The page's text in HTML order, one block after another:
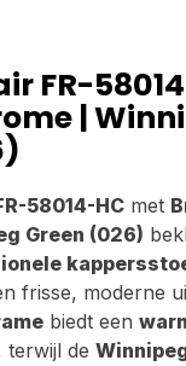
FR-
|
58014-HC met
Green (026)
frisse, moderne
biedt een
terwijl de